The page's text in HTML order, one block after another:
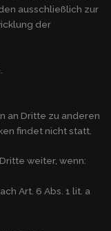
ausschließlich zur
der
an Dritte zu anderen
findet nicht statt.
weiter, wenn:
Art. 6 Abs. 1 lit. a